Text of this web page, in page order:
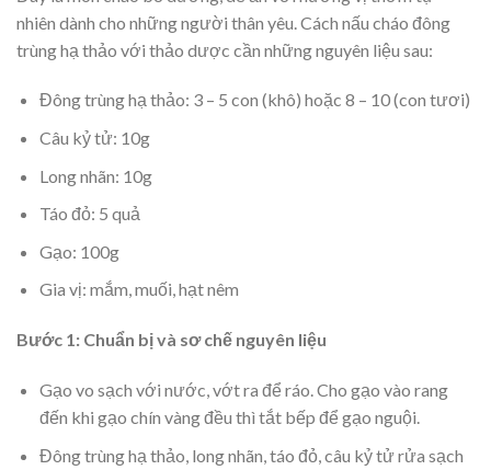
nhiên dành cho những người thân yêu. Cách nấu cháo đông
trùng hạ thảo với thảo dược cần những nguyên liệu sau:
Đông trùng hạ thảo: 3 – 5 con (khô) hoặc 8 – 10 (con tươi)
Câu kỷ tử: 10g
Long nhãn: 10g
Táo đỏ: 5 quả
Gạo: 100g
Gia vị: mắm, muối, hạt nêm
Bước 1: Chuẩn bị và sơ chế nguyên liệu
Gạo vo sạch với nước, vớt ra để ráo. Cho gạo vào rang
đến khi gạo chín vàng đều thì tắt bếp để gạo nguội.
Đông trùng hạ thảo, long nhãn, táo đỏ, câu kỷ tử rửa sạch